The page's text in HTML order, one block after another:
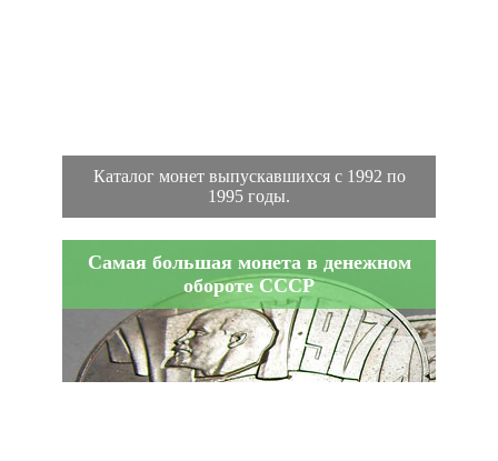
Каталог монет выпускавшихся с 1992 по
1995 годы.
Самая большая монета в денежном
обороте СССР